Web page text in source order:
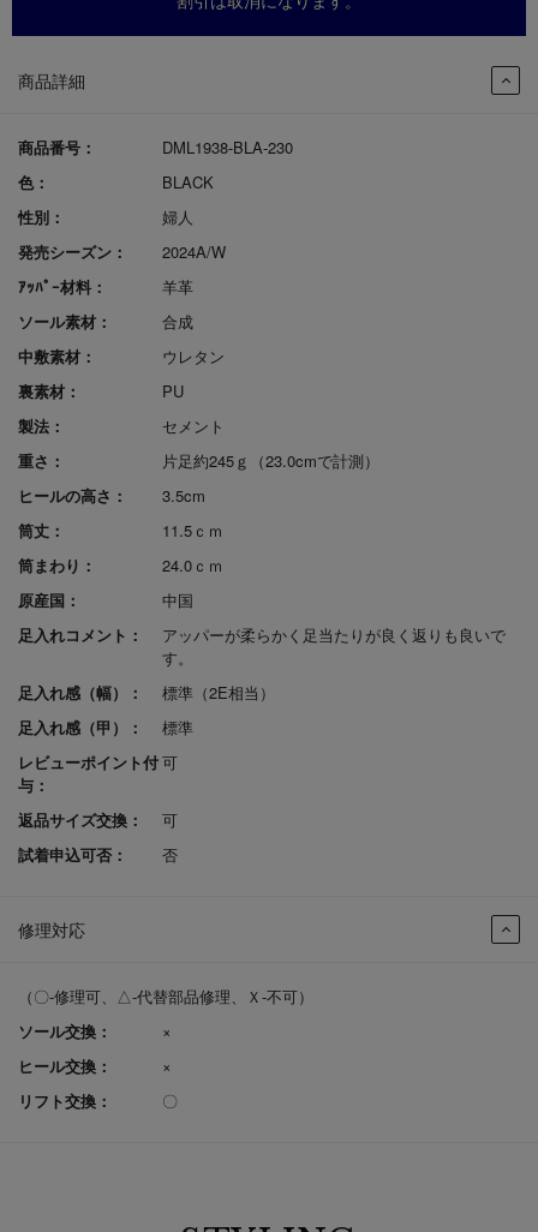
商品詳細
商品番号：
DML1938-BLA-230
色：
BLACK
性別：
婦人
発売シーズン：
2024A/W
ｱｯﾊﾟｰ材料：
羊革
ソール素材：
合成
中敷素材：
ウレタン
裏素材：
PU
製法：
セメント
重さ：
片足約245ｇ（23.0cmで計測）
ヒールの高さ：
3.5cm
筒丈：
11.5ｃｍ
筒まわり：
24.0ｃｍ
原産国：
中国
足入れコメント：
アッパーが柔らかく足当たりが良く返りも良いで
す。
足入れ感（幅）：
標準（2E相当）
足入れ感（甲）：
標準
レビューポイント付
与：
可
返品サイズ交換：
可
試着申込可否：
否
修理対応
（〇-修理可、△-代替部品修理、Ｘ-不可）
ソール交換：
×
ヒール交換：
×
リフト交換：
〇